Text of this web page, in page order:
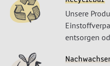
Unsere
entsorgen